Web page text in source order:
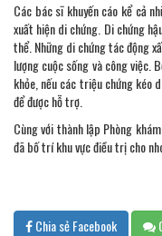
Các bác sĩ khuyến cáo kể cả
xuất hiện di chứng. Di chứng
thể. Những di chứng tác động
lượng cuộc sống và công việc.
khỏe, nếu các triệu chứng kéo
để được hỗ trợ.
Cùng với thành lập Phòng
đã bố trí khu vực điều trị cho
Chia sẻ Facebook